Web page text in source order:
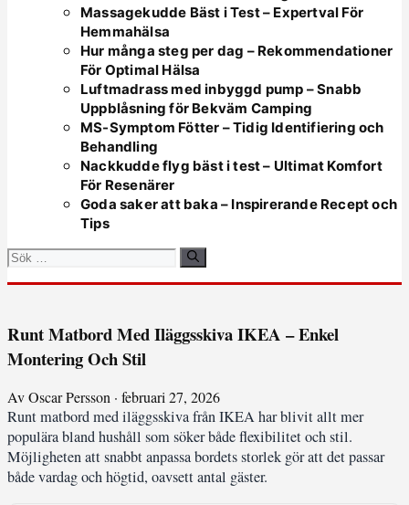
Massagekudde Bäst i Test – Expertval För
Hemmahälsa
Hur många steg per dag – Rekommendationer
För Optimal Hälsa
Luftmadrass med inbyggd pump – Snabb
Uppblåsning för Bekväm Camping
MS-Symptom Fötter – Tidig Identifiering och
Behandling
Nackkudde flyg bäst i test – Ultimat Komfort
För Resenärer
Goda saker att baka – Inspirerande Recept och
Tips
Sök
Runt Matbord Med Iläggsskiva IKEA – Enkel
Montering Och Stil
Av Oscar Persson · februari 27, 2026
Runt matbord med iläggsskiva från IKEA har blivit allt mer
populära bland hushåll som söker både flexibilitet och stil.
Möjligheten att snabbt anpassa bordets storlek gör att det passar
både vardag och högtid, oavsett antal gäster.